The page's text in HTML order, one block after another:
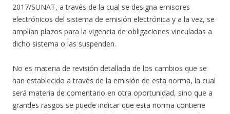
2017/SUNAT, a través de la cual se designa emisores
electrónicos del sistema de emisión electrónica y a la vez, se
amplían plazos para la vigencia de obligaciones vinculadas a
dicho sistema o las suspenden.
No es materia de revisión detallada de los cambios que se
han establecido a través de la emisión de esta norma, la cual
será materia de comentario en otra oportunidad, sino que a
grandes rasgos se puede indicar que esta norma contiene